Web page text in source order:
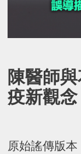
陳醫師
疫新觀念
原始謠傳版本